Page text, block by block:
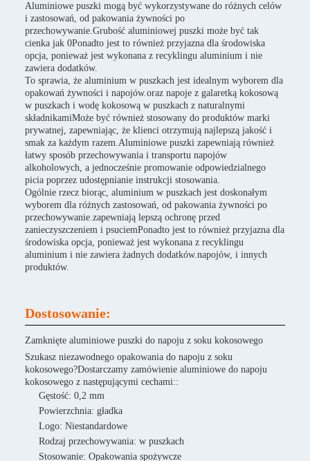
Aluminiowe puszki mogą być wykorzystywane do różnych celów
i zastosowań, od pakowania żywności po
przechowywanie.Grubość aluminiowej puszki może być tak
cienka jak 0Ponadto jest to również przyjazna dla środowiska
opcja, ponieważ jest wykonana z recyklingu aluminium i nie
zawiera dodatków.
To sprawia, że aluminium w puszkach jest idealnym wyborem dla
opakowań żywności i napojów.oraz napoje z galaretką kokosową
w puszkach i wodę kokosową w puszkach z naturalnymi
składnikamiMoże być również stosowany do produktów marki
prywatnej, zapewniając, że klienci otrzymują najlepszą jakość i
smak za każdym razem.Aluminiowe puszki zapewniają również
łatwy sposób przechowywania i transportu napojów
alkoholowych, a jednocześnie promowanie odpowiedzialnego
picia poprzez udostępnianie instrukcji stosowania.
Ogólnie rzecz biorąc, aluminium w puszkach jest doskonałym
wyborem dla różnych zastosowań, od pakowania żywności po
przechowywanie.zapewniają lepszą ochronę przed
zanieczyszczeniem i psuciemPonadto jest to również przyjazna dla
środowiska opcja, ponieważ jest wykonana z recyklingu
aluminium i nie zawiera żadnych dodatków.napojów, i innych
produktów.
Dostosowanie:
Zamknięte aluminiowe puszki do napoju z soku kokosowego
Szukasz niezawodnego opakowania do napoju z soku
kokosowego?Dostarczamy zamówienie aluminiowe do napoju
kokosowego z następującymi cechami::
Gęstość: 0,2 mm
Powierzchnia: gładka
Logo: Niestandardowe
Rodzaj przechowywania: w puszkach
Stosowanie: Opakowania spożywcze